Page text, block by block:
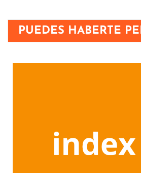
PUEDES HABERTE